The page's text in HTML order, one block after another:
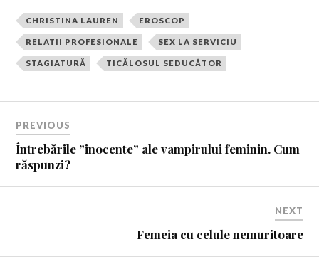
CHRISTINA LAUREN EROSCOP
RELATII PROFESIONALE SEX LA SERVICIU
STAGIATURĂ TICĂLOSUL SEDUCĂTOR
PREVIOUS
Întrebările ”inocente” ale vampirului feminin. Cum
răspunzi?
NEXT
Femeia cu celule nemuritoare